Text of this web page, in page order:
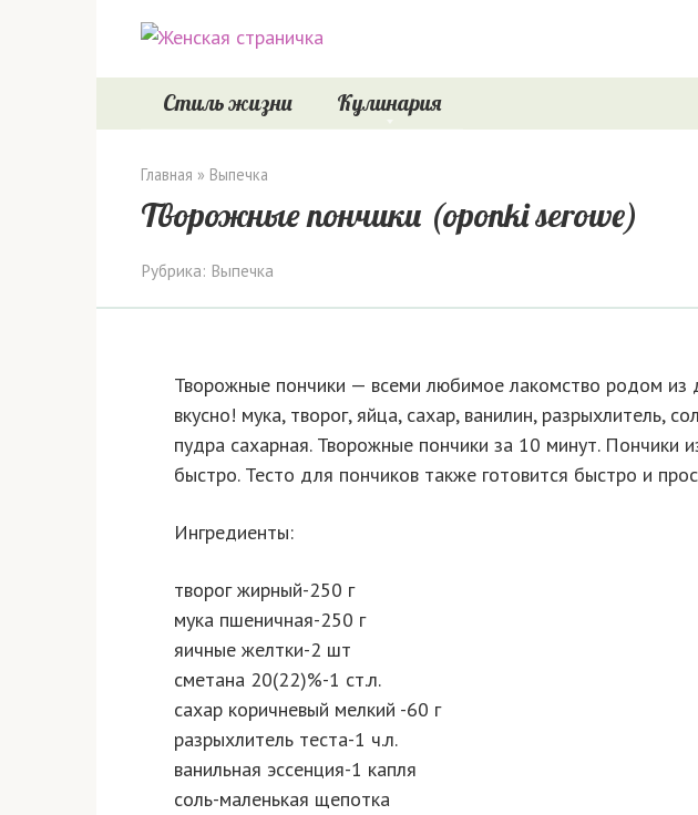
Стиль жизни Кулинария
Главная » Выпечка
Творожные пончики (oponki serowe)
Рубрика: Выпечка
Творожные пончики — всеми любимое лакомство родом из
вкусно! мука, творог, яйца, сахар, ванилин, разрыхлитель,
пудра сахарная. Творожные пончики за 10 минут. Пончики
быстро. Тесто для пончиков также готовится быстро и
Ингредиенты:
творог жирный-250 г
мука пшеничная-250 г
яичные желтки-2 шт
сметана 20(22)%-1 ст.л.
сахар коричневый мелкий -60 г
разрыхлитель теста-1 ч.л.
ванильная эссенция-1 капля
соль-маленькая щепотка